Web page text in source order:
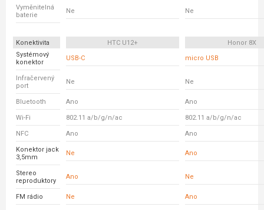
Vyměnitelná
baterie
Ne Ne
Konektivita HTC U12+
Honor 8X
Systémový
konektor
USB-C micro USB
Infračervený
port
Ne Ne
Bluetooth Ano Ano
Wi-Fi 802.11 a/b/g/n/ac 802.11 a/b/g/n/ac
NFC Ano Ano
Konektor jack
3,5mm
Ne Ano
Stereo
reproduktory
Ano Ne
FM rádio Ne Ano